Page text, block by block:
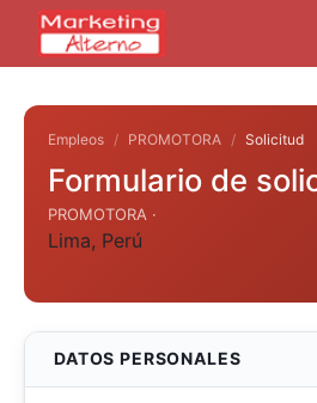
Empleos PROMOTORA Solicitud
Formulario de
PROMOTORA ·
Lima, Perú
DATOS PERSONALES